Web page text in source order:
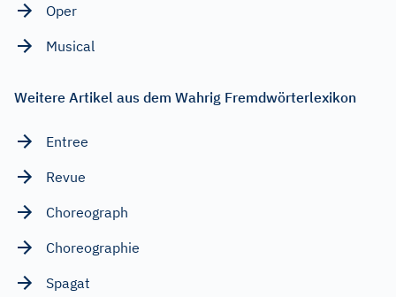
Oper
Musical
Weitere Artikel aus dem Wahrig Fremdwörterlexikon
Entree
Revue
Choreograph
Choreographie
Spagat